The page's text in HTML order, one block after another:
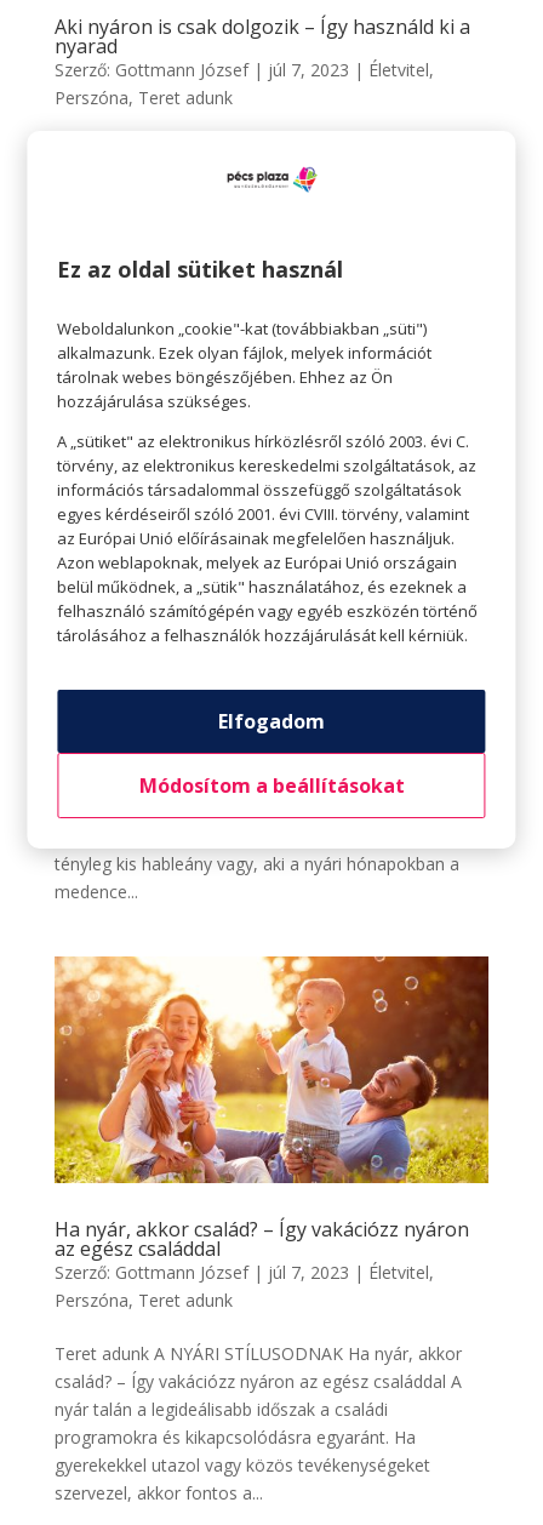
Aki nyáron is csak dolgozik – Így használd ki a
nyarad
Szerző: Gottmann József| júl 7, 2023 | Életvitel,
Perszóna, Teret adunk
dolgozik – Így használd ki a nyarad Ismerősen hangzik
fontos számodra a kényelem és az egyszerűség,
Merülj el a nyárias hangulatban – Vízimádóként
is élvezd ki az idei nyarat
Perszóna
Teret adunk A NYÁRI STÍLUSODNAK Merülj el a
nyárias hangulatban – Vízimádóként is élvezd ki az idei
tényleg kis hableány vagy, aki a nyári hónapokban a
medence...
Ha nyár, akkor család? – Így vakációzz nyáron
az egész családdal
Szerző: Gottmann József| júl 7, 2023 | Életvitel,
Perszóna, Teret adunk
Teret adunk A NYÁRI STÍLUSODNAK Ha nyár, akkor
család? – Így vakációzz nyáron az egész családdal A
nyár talán a legideálisabb időszak a családi
programokra és kikapcsolódásra egyaránt. Ha
gyerekekkel utazol vagy közös tevékenységeket
szervezel, akkor fontos a...
Ez az oldal sütiket használ
Weboldalunkon „cookie"-kat (továbbiakban „süti")
alkalmazunk. Ezek olyan fájlok, melyek információt
tárolnak webes böngészőjében. Ehhez az Ön
hozzájárulása szükséges.
A „sütiket" az elektronikus hírközlésről szóló 2003. évi C.
törvény, az elektronikus kereskedelmi szolgáltatások, az
információs társadalommal összefüggő szolgáltatások
egyes kérdéseiről szóló 2001. évi CVIII. törvény, valamint
az Európai Unió előírásainak megfelelően használjuk.
Azon weblapoknak, melyek az Európai Unió országain
belül működnek, a „sütik" használatához, és ezeknek a
felhasználó számítógépén vagy egyéb eszközén történő
tárolásához a felhasználók hozzájárulását kell kérniük.
Elfogadom
Módosítom a beállításokat